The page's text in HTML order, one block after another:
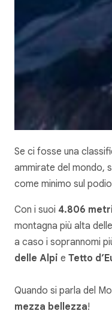
Se ci fosse una
ammirate del mondo,
come minimo sul
Con i suoi 4.806
montagna più alta delle
a caso i soprannomi
delle Alpi e Tetto
Quando si parla del
mezza bellezza!